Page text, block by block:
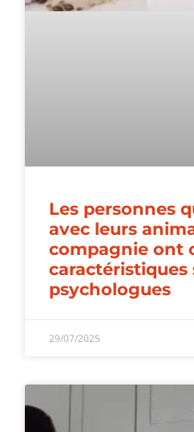
Les personnes
avec leurs
compagnie ont
caractéristiques
psychologues
29/07/2025